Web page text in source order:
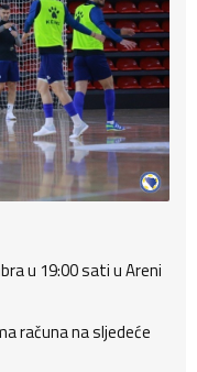
u 19:00 sati u Areni
računa na sljedeće